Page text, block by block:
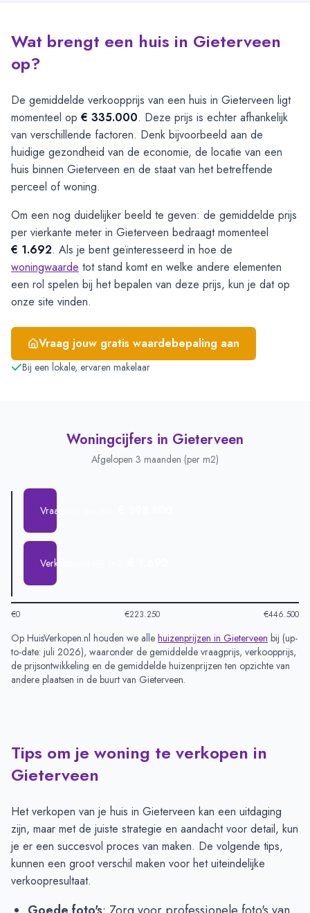
Wat brengt een huis in Gieterveen
op?
De gemiddelde verkoopprijs van een huis in Gieterveen ligt
momenteel op € 335.000. Deze prijs is echter afhankelijk
van verschillende factoren. Denk bijvoorbeeld aan de
huidige gezondheid van de economie, de locatie van een
huis binnen Gieterveen en de staat van het betreffende
perceel of woning.
Om een nog duidelijker beeld te geven: de gemiddelde prijs
per vierkante meter in Gieterveen bedraagt momenteel
€ 1.692. Als je bent geïnteresseerd in hoe de
woningwaarde tot stand komt en welke andere elementen
een rol spelen bij het bepalen van deze prijs, kun je dat op
onze site vinden.
Vraag jouw gratis waardebepaling aan
Bij een lokale, ervaren makelaar
Woningcijfers in Gieterveen
Afgelopen 3 maanden (per m2)
Vraagprijs per m2
Verkoopprijs per m2
€0 €223.250 €446.500
Op HuisVerkopen.nl houden we alle huizenprijzen in Gieterveen bij (up-
to-date: juli 2026), waaronder de gemiddelde vraagprijs, verkoopprijs,
de prijsontwikkeling en de gemiddelde huizenprijzen ten opzichte van
andere plaatsen in de buurt van Gieterveen.
Tips om je woning te verkopen in
Gieterveen
Het verkopen van je huis in Gieterveen kan een uitdaging
zijn, maar met de juiste strategie en aandacht voor detail, kun
je er een succesvol proces van maken. De volgende tips,
kunnen een groot verschil maken voor het uiteindelijke
verkoopresultaat.